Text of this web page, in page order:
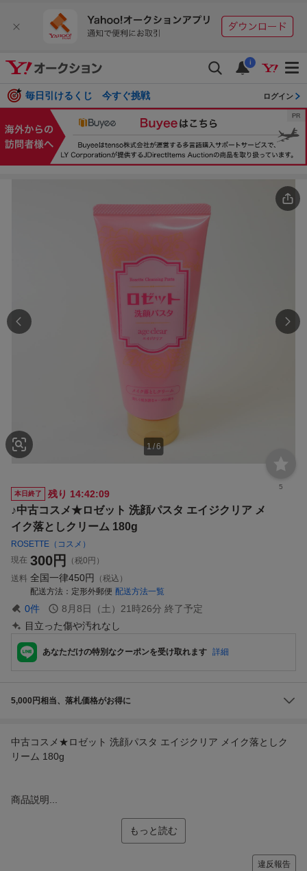
i
毎日引けるくじ 今すぐ挑戦 ログイン
1/6
5
本日終了
残り 14:42:08
♪中古コスメ★ロゼット 洗顔パスタ エイジクリア メ
イク落としクリーム 180g
ROSETTE（コスメ）
現在 300円
（税0円）
送料 全国一律450円
（税込）
配送方法
定形外郵便 配送方法一覧
0件 8月8日（土）21時26分 終了予定
目立った傷や汚れなし
あなただけの特別なクーポンを受け取れます 詳細
5,000円相当、落札価格がお得に
中古コスメ★ロゼット 洗顔パスタ エイジクリア メイク落としク
リーム 180g
商品説明...
もっと読む
違反報告